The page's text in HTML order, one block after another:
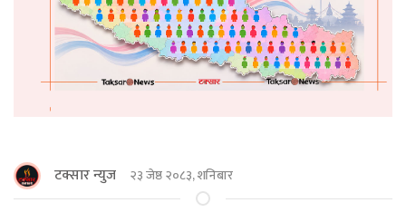
टक्सार न्युज २३ जेष्ठ २०८३, शनिबार